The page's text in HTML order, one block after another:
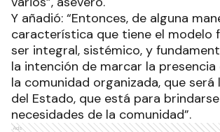
Y añadió: “Entonces, de alguna
característica que tiene el modelo
ser integral, sistémico, y
la intención de marcar la presencia
la comunidad organizada, que será
del Estado, que está para
necesidades de la comunidad”.
Ads